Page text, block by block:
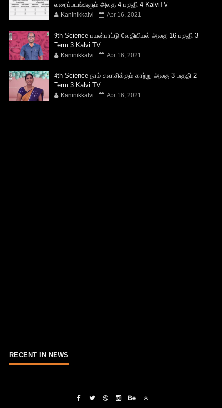
வரைப்படங்களும் அலகு 4 பகுதி 4 KalviTV
Kaninikkalvi Apr 16, 2021
9th Science பயன்பாட்டு வேதியியல் அலகு 16 பகுதி 3
Term 3 Kalvi TV
Kaninikkalvi Apr 16, 2021
4th Science நாம் சுவாசிக்கும் காற்று அலகு 3 பகுதி 2
Term 3 Kalvi TV
Kaninikkalvi Apr 16, 2021
RECENT IN NEWS